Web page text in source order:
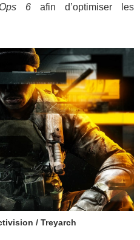
6 afin d’optimiser les
/ Treyarch